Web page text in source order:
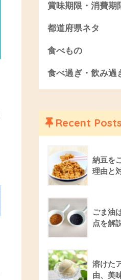
賞味期限・消費期
都道府県ネタ
食べもの
食べ過ぎ・飲み過
Recent Posts
納豆を
理由と
ごま油
点を解
溶けた
由、美